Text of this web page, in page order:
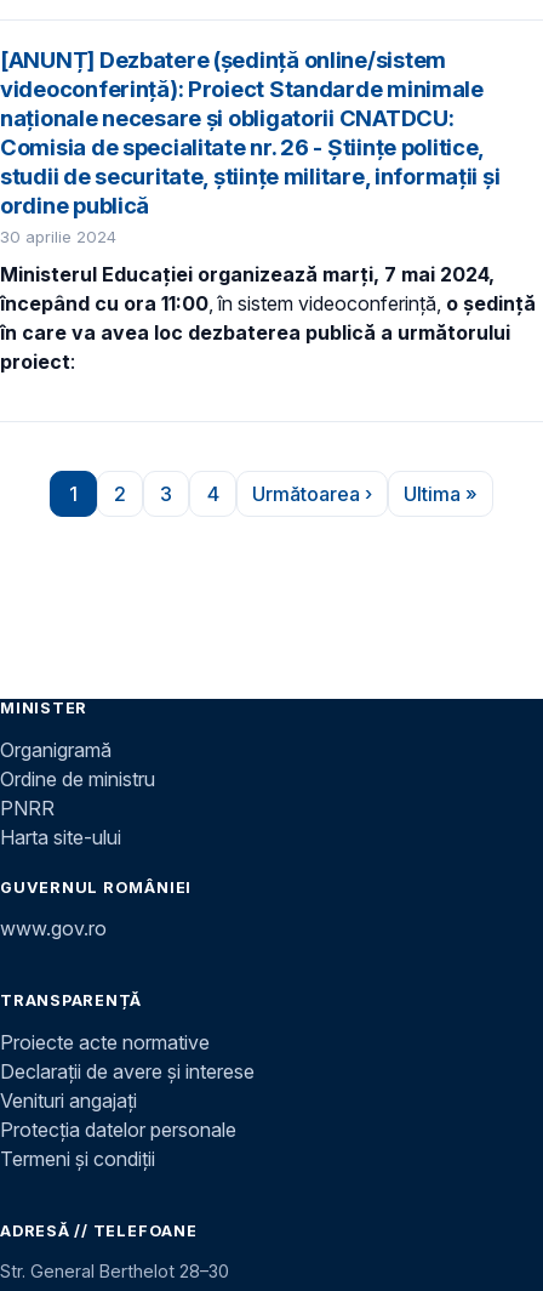
[ANUNȚ] Dezbatere (ședință online/sistem
videoconferință): Proiect Standarde minimale
naționale necesare și obligatorii CNATDCU:
Comisia de specialitate nr. 26 - Științe politice,
studii de securitate, științe militare, informații și
ordine publică
30 aprilie 2024
Ministerul Educației organizează marți, 7 mai 2024,
începând cu ora 11:00, în sistem videoconferință, o ședință
în care va avea loc dezbaterea publică a următorului
proiect:
Paginare
Pagina
1
Pagina
2
Pagina
3
Pagina
4
Pagina următoare
Următoarea ›
Ultima
Ultima »
MINISTER
Organigramă
Ordine de ministru
PNRR
Harta site-ului
GUVERNUL ROMÂNIEI
www.gov.ro
TRANSPARENȚĂ
Proiecte acte normative
Declarații de avere și interese
Venituri angajați
Protecția datelor personale
Termeni și condiții
ADRESĂ // TELEFOANE
Str. General Berthelot 28–30